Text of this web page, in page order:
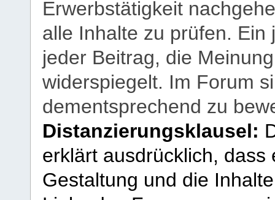
Erwerbstätigkeit
alle Inhalte zu prüfen.
jeder Beitrag, die
widerspiegelt. Im Forum
dementsprechend zu
Distanzierungsklausel:
erklärt ausdrücklich,
Gestaltung und die